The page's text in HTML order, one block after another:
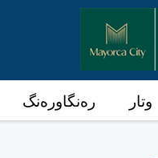
وتار رەنگاورەنگ